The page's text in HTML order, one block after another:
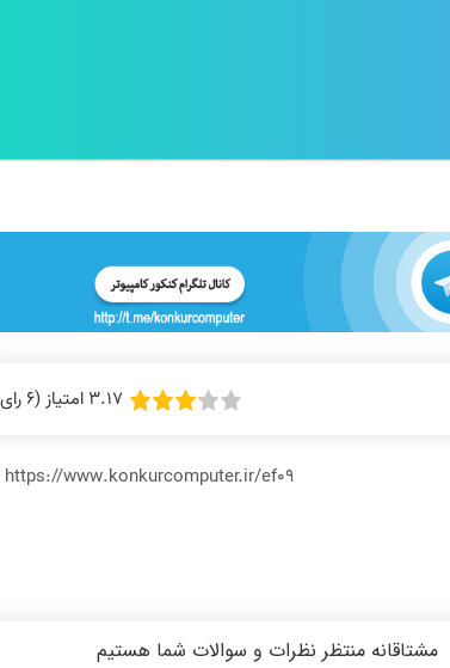
3.17 امتیاز (6 رای)
https://www.konkurcomputer.ir/ef09
مشتاقانه منتظر نظرات و سوالات شما هستیم